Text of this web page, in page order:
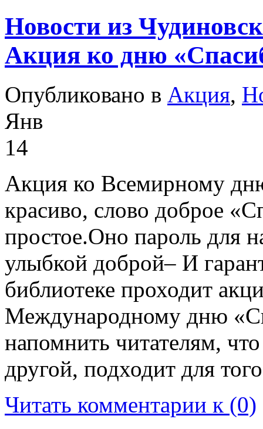
Новости из
Акция ко дню
Опубликовано в Акция,
Янв
14
Акция ко Всемирному
красиво, слово доброе
простое.Оно пароль для
улыбкой доброй– И
библиотеке проходит
Международному дню
напомнить читателям,
другой, подходит для
Читать комментарии к (0)